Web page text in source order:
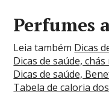
Perfumes
Leia também Dicas
Dicas de saúde,
Dicas de saúde,
Tabela de caloria